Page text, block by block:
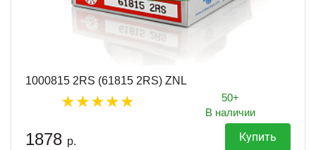
1000815 2RS (61815 2RS) ZNL
50+
В наличии
1878 р. Купить